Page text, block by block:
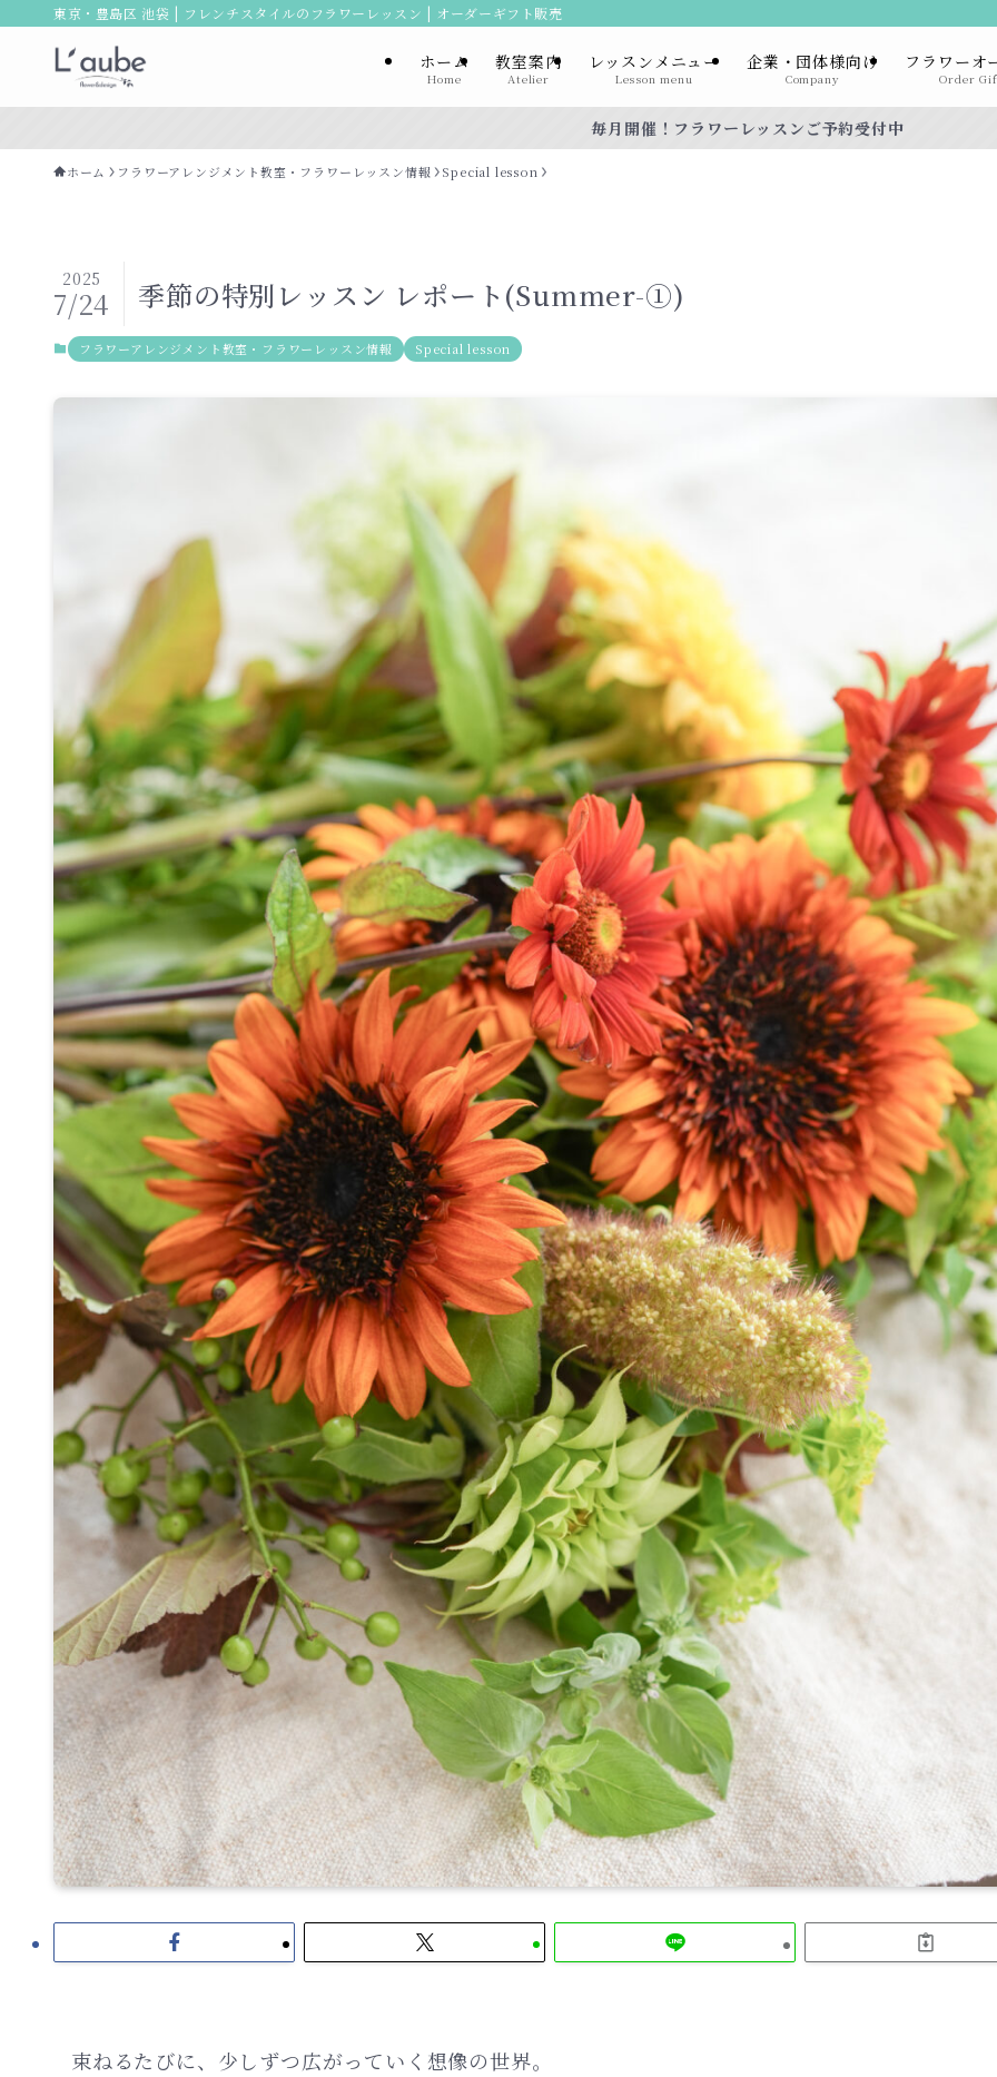
東京・豊島区 池袋 | フレンチスタイルのフラワーレッスン | オーダーギフト販売
ホーム
Home
教室案内
Atelier
レッスンメニュー
Lesson menu
企業・団体様向け
Company
フラワーオ
Order
毎月開催！フラワーレッスンご予約受付中
ホーム フラワーアレンジメント教室・フラワーレッスン情報 Special lesson
季節の特別レッスン レポート(Summer-①)
2025
7/24
フラワーアレンジメント教室・フラワーレッスン情報 Special lesson
束ねるたびに、少しずつ広がっていく想像の世界。